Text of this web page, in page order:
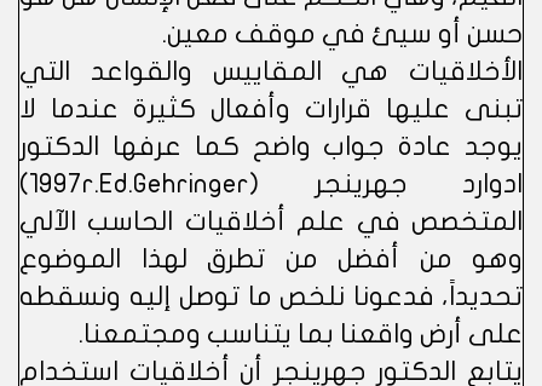
حسن أو سيئ في موقف معين.
الأخلاقيات هي المقاييس والقواعد التي
تبنى عليها قرارات وأفعال كثيرة عندما لا
يوجد عادة جواب واضح كما عرفها الدكتور
ادوارد جهرينجر (1997r.Ed.Gehringer)
المتخصص في علم أخلاقيات الحاسب الآلي
وهو من أفضل من تطرق لهذا الموضوع
تحديداً، فدعونا نلخص ما توصل إليه ونسقطه
على أرض واقعنا بما يتناسب ومجتمعنا.
يتابع الدكتور جهرينجر أن أخلاقيات استخدام